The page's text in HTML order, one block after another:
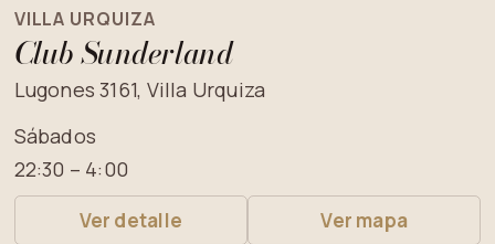
VILLA URQUIZA
Club Sunderland
Lugones 3161, Villa Urquiza
Sábados
22:30 – 4:00
Ver detalle Ver mapa